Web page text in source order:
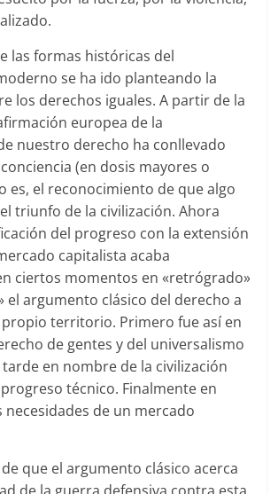
las formas históricas del
se ha ido planteando la
los derechos iguales. A partir de la
europea de la
nuestro derecho ha conllevado
(en dosis mayores o
es, el reconocimiento de que algo
triunfo de la civilización. Ahora
del progreso con la extensión
capitalista acaba
ciertos momentos en «retrógrado»
el argumento clásico del derecho a
propio territorio. Primero fue así en
de gentes y del universalismo
en nombre de la civilización
técnico. Finalmente en
necesidades de un mercado
que el argumento clásico acerca